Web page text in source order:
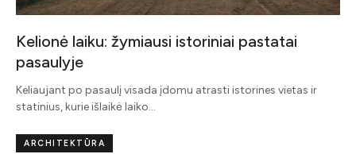
Kelionė laiku: žymiausi istoriniai pastatai
pasaulyje
Keliaujant po pasaulį visada įdomu atrasti istorines vietas ir
statinius, kurie išlaikė laiko…
ARCHITEKTŪRA